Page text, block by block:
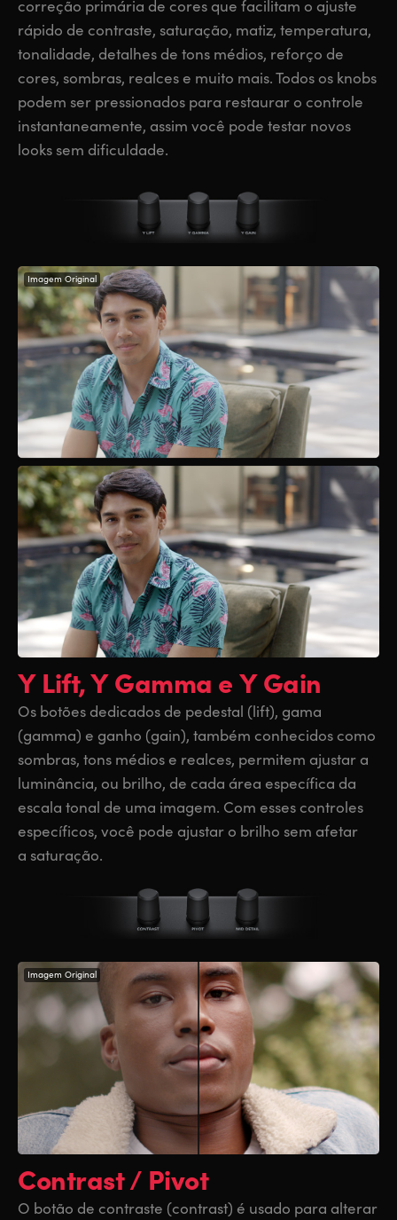
correção primária de cores que facilitam o ajuste
rápido de contraste, saturação, matiz, temperatura,
tonalidade, detalhes de tons médios, reforço de
cores, sombras, realces e muito mais. Todos os knobs
podem ser pressionados para restaurar o controle
instantaneamente, assim você pode testar novos
looks sem dificuldade.
Imagem Original
Y Lift, Y Gamma e Y Gain
Os botões dedicados de pedestal (lift), gama
(gamma) e ganho (gain), também conhecidos como
sombras, tons médios e realces, permitem ajustar a
luminância, ou brilho, de cada área específica da
escala tonal de uma imagem. Com esses controles
específicos, você pode ajustar o brilho sem afetar
a saturação.
Imagem Original
Contrast / Pivot
O botão de contraste (contrast) é usado para alterar